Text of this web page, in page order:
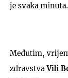
je svaka minuta.
Međutim,
zdravstvaVili